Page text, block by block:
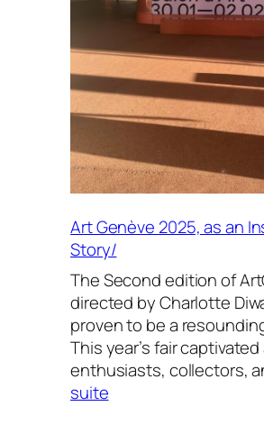
Art Genève 2025, as an
Story/
The Second edition of
directed by Charlotte
proven to be a
This year’s fair
enthusiasts, collectors,
suite: